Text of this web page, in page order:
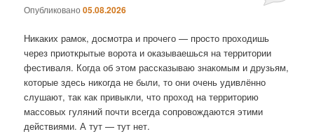
Опубликовано05.08.2026
Никаких рамок, досмотра и прочего — просто проходишь
через приоткрытые ворота и оказываешься на территории
фестиваля. Когда об этом рассказываю знакомым и друзьям,
которые здесь никогда не были, то они очень удивлённо
слушают, так как привыкли, что проход на территорию
массовых гуляний почти всегда сопровождаются этими
действиями. А тут — тут нет.